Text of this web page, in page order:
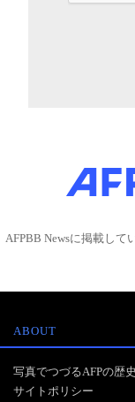
AFPBB Newsに掲載し
ABOUT
写真でつづるAFPの歴史
サイトポリシー